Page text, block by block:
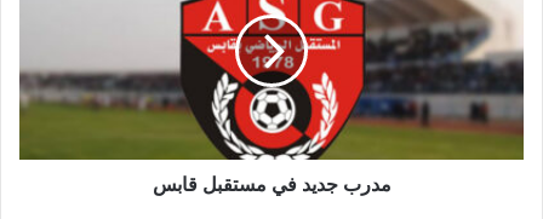
مدرب جديد في مستقبل قابس